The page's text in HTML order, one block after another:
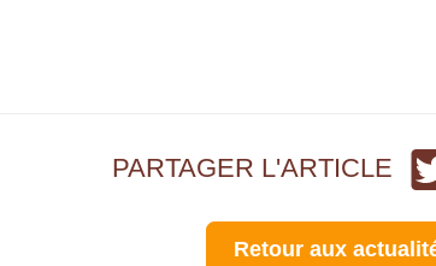
PARTAGER L'ARTICLE
Retour aux